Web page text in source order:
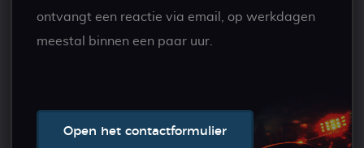
ontvangt een reactie via email, op werkdagen
meestal binnen een paar uur.